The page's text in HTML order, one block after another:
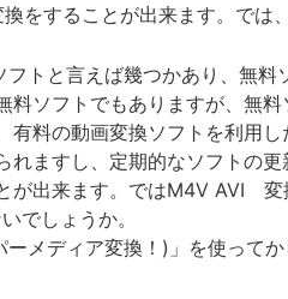
をすることが出来ます。では
トと言えば幾つかあり、無
料ソフトでもありますが、無
料の動画変換ソフトを利用し
れますし、定期的なソフトの
が出来ます。ではM4V AVI 変
でしょうか。
メディア変換！)」を使って